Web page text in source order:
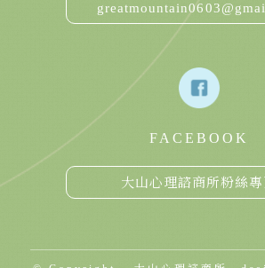
FACEBOOK
大山心理諮商所粉絲專